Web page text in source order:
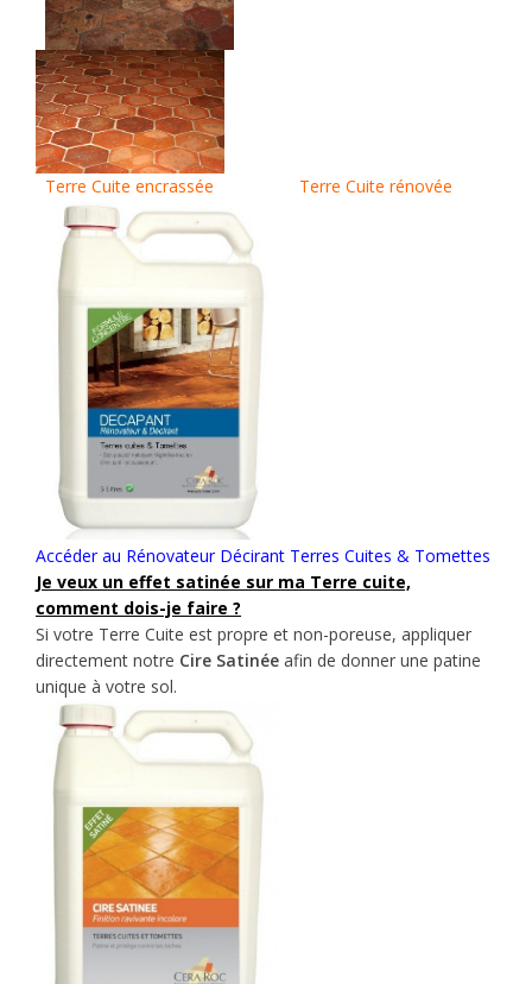
Terre Cuite encrassée Terre Cuite rénovée
Accéder au Rénovateur Décirant Terres Cuites & Tomettes
Je veux un effet satinée sur ma Terre cuite,
comment dois-je faire ?
Si votre Terre Cuite est propre et non-poreuse, appliquer
directement notre Cire Satinée afin de donner une patine
unique à votre sol.